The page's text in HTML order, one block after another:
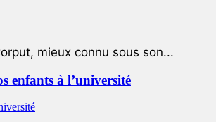
mieux connu sous son...
enfants à l’université